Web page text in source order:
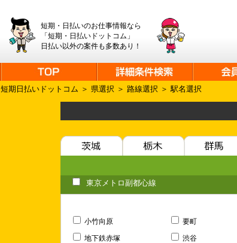
短期・日払いのお仕事情報なら
「短期・日払いドットコム」
日払い以外の案件も多数あり！
短期日払いドットコム ＞ 県選択 ＞ 路線選択 ＞ 駅名選択
東京メトロ副都心線
小竹向原
地下鉄赤塚
要町
渋谷